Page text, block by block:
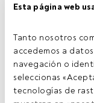
Esta página web
Tanto nosotros
accedemos a
navegación o
seleccionas
tecnologías de
Cedida por La